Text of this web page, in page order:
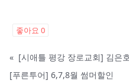
좋아요 0
«
[푸른투어] 6,7,8월 썸머할인